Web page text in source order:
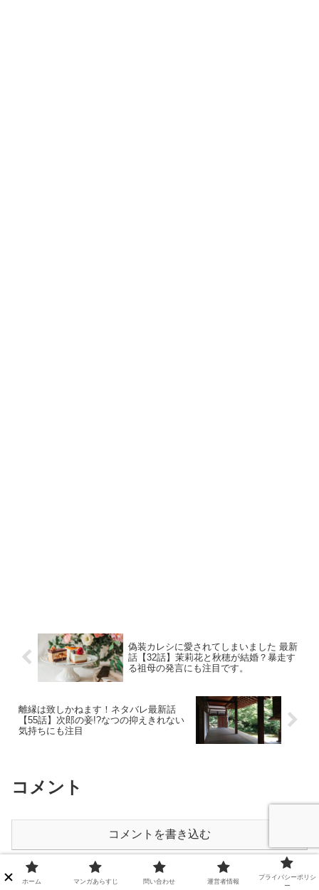
偽装カレシに愛されてしまいました 最新
話【32話】茉莉花と秋穂が結婚？暴走す
る祖母の発言にも注目です。
離縁は致しかねます！ネタバレ最新話
【55話】次郎の妾!?なつの抑えきれない
気持ちにも注目
コメント
コメントを書き込む
ホーム マンガあらすじ
ホーム マンガあらすじ 問い合わせ 運営者情報
プライバシーポリシ
ー